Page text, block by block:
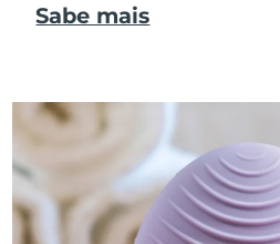
Sabe mais